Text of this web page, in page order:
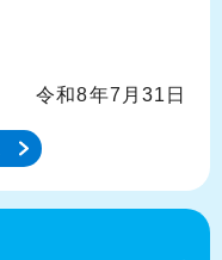
令和8年7月31日